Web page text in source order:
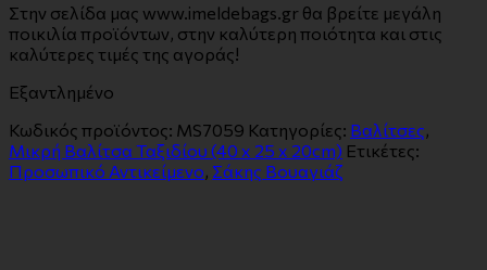
Στην σελίδα μας www.imeldebags.gr θα βρείτε μεγάλη
ποικιλία προϊόντων, στην καλύτερη ποιότητα και στις
καλύτερες τιμές της αγοράς!
Εξαντλημένο
Κωδικός προϊόντος: MS7059 Κατηγορίες: Βαλίτσες
Μικρή Βαλίτσα Ταξιδίου (40 x 25 x 20cm) Ετικέτες:
Προσωπικό Αντικείμενο Σάκης Βουαγιάζ